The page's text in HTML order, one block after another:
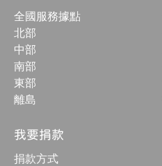
全國服務據點
北部
中部
南部
東部
離島
我要捐款
捐款方式